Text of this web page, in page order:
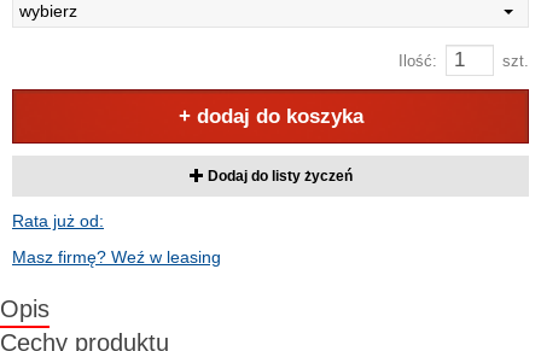
wybierz
Ilość: szt.
+ dodaj do koszyka
Dodaj do listy życzeń
Rata już od:
Masz firmę? Weź w leasing
Opis
Cechy produktu